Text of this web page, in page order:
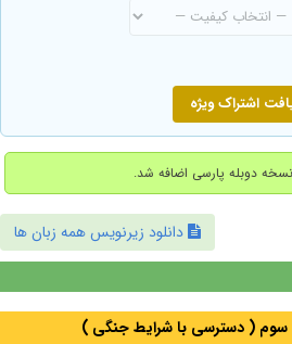
اشتراک ویژه
دانلود زیرنویس همه زبان ها
سوم ( دسترسی با شرایط جنگی )